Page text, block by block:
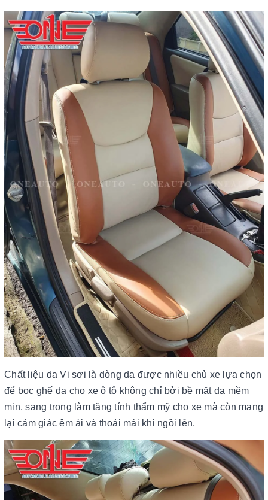
Chất liệu da Vi sơi là dòng da được nhiều chủ xe lựa chọn
để bọc ghế da cho xe ô tô không chỉ bởi bề mặt da mềm
mịn, sang trọng làm tăng tính thẩm mỹ cho xe mà còn mang
lại cảm giác êm ái và thoải mái khi ngồi lên.